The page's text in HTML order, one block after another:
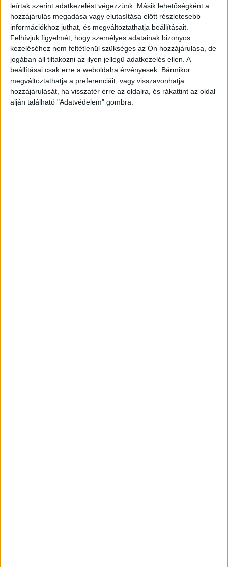
leírtak szerint adatkezelést végezzünk. Másik lehetőségként a
hozzájárulás megadása vagy elutasítása előtt részletesebb
információkhoz juthat, és megváltoztathatja beállításait.
Felhívjuk figyelmét, hogy személyes adatainak bizonyos
kezeléséhez nem feltétlenül szükséges az Ön hozzájárulása, de
jogában áll tiltakozni az ilyen jellegű adatkezelés ellen. A
beállításai csak erre a weboldalra érvényesek. Bármikor
megváltoztathatja a preferenciáit, vagy visszavonhatja
hozzájárulását, ha visszatér erre az oldalra, és rákattint az oldal
alján található "Adatvédelem" gombra.